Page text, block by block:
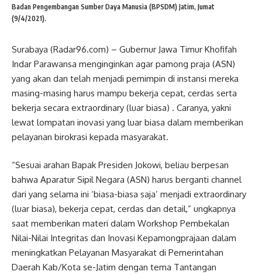
Badan Pengembangan Sumber Daya Manusia (BPSDM) Jatim, Jumat
(9/4/2021).
Surabaya (Radar96.com) – Gubernur Jawa Timur Khofifah
Indar Parawansa menginginkan agar pamong praja (ASN)
yang akan dan telah menjadi pemimpin di instansi mereka
masing-masing harus mampu bekerja cepat, cerdas serta
bekerja secara extraordinary (luar biasa) . Caranya, yakni
lewat lompatan inovasi yang luar biasa dalam memberikan
pelayanan birokrasi kepada masyarakat.
“Sesuai arahan Bapak Presiden Jokowi, beliau berpesan
bahwa Aparatur Sipil Negara (ASN) harus berganti channel
dari yang selama ini ‘biasa-biasa saja’ menjadi extraordinary
(luar biasa), bekerja cepat, cerdas dan detail,” ungkapnya
saat memberikan materi dalam Workshop Pembekalan
Nilai-Nilai Integritas dan Inovasi Kepamongprajaan dalam
meningkatkan Pelayanan Masyarakat di Pemerintahan
Daerah Kab/Kota se-Jatim dengan tema Tantangan